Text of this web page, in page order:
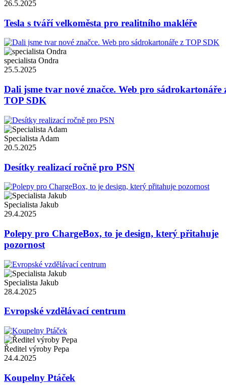
26.5.2025
Tesla s tváří velkoměsta pro realitního makléře
specialista Ondra
25.5.2025
Dali jsme tvar nové značce. Web pro sádrokartonáře
TOP SDK
Specialista Adam
20.5.2025
Desítky realizací ročně pro PSN
Specialista Jakub
29.4.2025
Polepy pro ChargeBox, to je design, který přitahuje
pozornost
Specialista Jakub
28.4.2025
Evropské vzdělávací centrum
Ředitel výroby Pepa
24.4.2025
Koupelny Ptáček